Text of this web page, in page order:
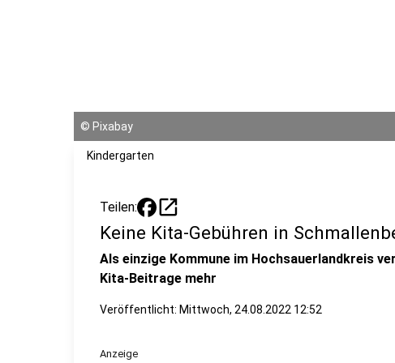
© Pixabay
Kindergarten
Teilen: open_in_new
Keine Kita-Gebühren in
Als einzige Kommune im Hochsauerlandkreis
Kita-Beitrage mehr
Veröffentlicht: Mittwoch, 24.08.2022 12:52
Anzeige